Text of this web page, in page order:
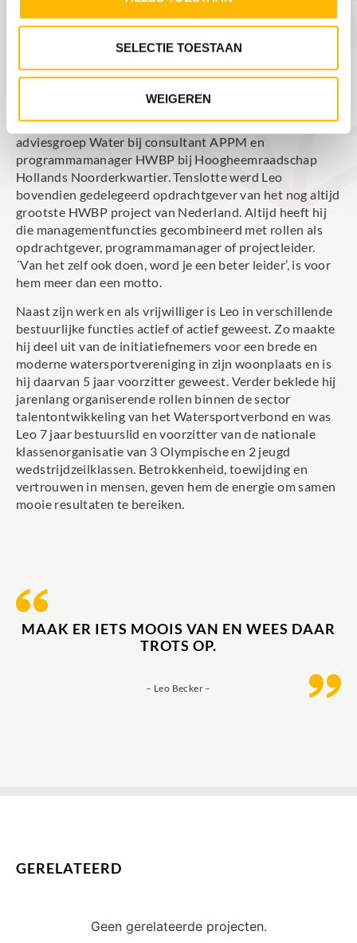
SELECTIE TOESTAAN
WEIGEREN
zijn studietijd werkzaam in leidinggevende en
richtinggevende functies en rollen. Rond zijn dertigste
sindsdien was hij achtereenvolgens afdelingshoofd
Vastgoed bij Port of Amsterdam, clustermanager
adviesgroep Water bij consultant APPM en
programmamanager HWBP bij Hoogheemraadschap
Hollands Noorderkwartier. Tenslotte werd Leo
bovendien gedelegeerd opdrachtgever van het nog altijd
grootste HWBP project van Nederland. Altijd heeft hij
die managementfuncties gecombineerd met rollen als
opdrachtgever, programmamanager of projectleider.
´Van het zelf ook doen, word je een beter leider’, is voor
hem meer dan een motto.
Naast zijn werk en als vrijwilliger is Leo in verschillende
bestuurlijke functies actief of actief geweest. Zo maakte
hij deel uit van de initiatiefnemers voor een brede en
moderne watersportvereniging in zijn woonplaats en is
hij daarvan 5 jaar voorzitter geweest. Verder beklede hij
jarenlang organiserende rollen binnen de sector
talentontwikkeling van het Watersportverbond en was
Leo 7 jaar bestuurslid en voorzitter van de nationale
klassenorganisatie van 3 Olympische en 2 jeugd
wedstrijdzeilklassen. Betrokkenheid, toewijding en
vertrouwen in mensen, geven hem de energie om samen
mooie resultaten te bereiken.
MAAK ER IETS MOOIS VAN EN WEES DAAR
TROTS OP.
– Leo Becker –
GERELATEERD
Geen gerelateerde projecten.